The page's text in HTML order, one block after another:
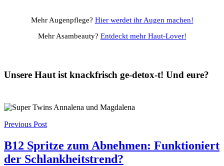
Mehr Augenpflege? Hier werdet ihr Augen machen!
Mehr Asambeauty? Entdeckt mehr Haut-Lover!
Unsere Haut ist knackfrisch ge-detox-t! Und eure?
Post
navigation
Previous Post
B12 Spritze zum Abnehmen: Funktioniert
der Schlankheitstrend?